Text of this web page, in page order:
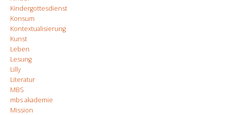
Kindergottesdienst
Konsum
Kontextualisierung
Kunst
Leben
Lesung
Lilly
Literatur
MBS
mbs akademie
Mission